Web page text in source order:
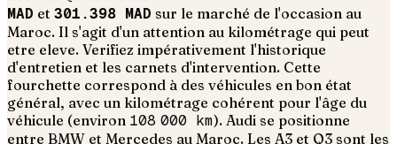
MAD et 301.398 MAD sur le marché de l'occasion au
Maroc. Il s'agit d'un attention au kilométrage qui peut
etre eleve. Verifiez impérativement l'historique
d'entretien et les carnets d'intervention. Cette
fourchette correspond à des véhicules en bon état
général, avec un kilométrage cohérent pour l'âge du
véhicule (environ 108 000 km). Audi se positionne
entre BMW et Mercedes au Maroc. Les A3 et Q3 sont les